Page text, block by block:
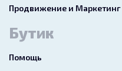
Продвижение и Маркетинг
Бутик
Помощь